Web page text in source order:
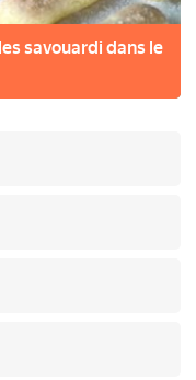
savouardi dans le